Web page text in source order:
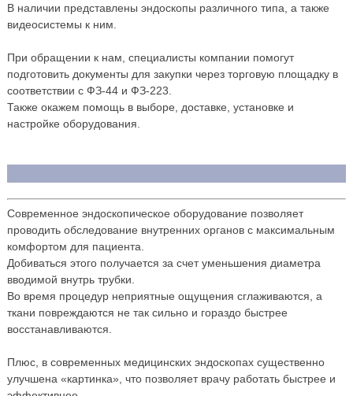
В наличии представлены эндоскопы различного типа, а также
видеосистемы к ним.
При обращении к нам, специалисты компании помогут
подготовить документы для закупки через торговую площадку в
соответствии с ФЗ-44 и ФЗ-223.
Также окажем помощь в выборе, доставке, установке и
настройке оборудования.
Современное эндоскопическое оборудование позволяет
проводить обследование внутренних органов с максимальным
комфортом для пациента.
Добиваться этого получается за счет уменьшения диаметра
вводимой внутрь трубки.
Во время процедур неприятные ощущения сглаживаются, а
ткани повреждаются не так сильно и гораздо быстрее
восстанавливаются.
Плюс, в современных медицинских эндоскопах существенно
улучшена «картинка», что позволяет врачу работать быстрее и